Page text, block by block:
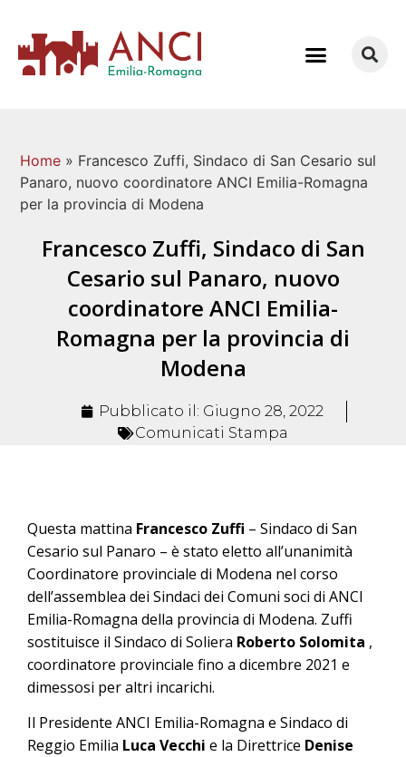
Home » Francesco Zuffi, Sindaco di San Cesario sul
Panaro, nuovo coordinatore ANCI Emilia-Romagna
per la provincia di Modena
Francesco Zuffi, Sindaco di San
Cesario sul Panaro, nuovo
coordinatore ANCI Emilia-
Romagna per la provincia di
Modena
Pubblicato il: Giugno 28, 2022
Comunicati Stampa
Questa mattina Francesco Zuffi – Sindaco di San
Cesario sul Panaro – è stato eletto all’unanimità
Coordinatore provinciale di Modena nel corso
dell’assemblea dei Sindaci dei Comuni soci di ANCI
Emilia-Romagna della provincia di Modena. Zuffi
sostituisce il Sindaco di Soliera Roberto Solomita ,
coordinatore provinciale fino a dicembre 2021 e
dimessosi per altri incarichi.
Il Presidente ANCI Emilia-Romagna e Sindaco di
Reggio Emilia Luca Vecchi e la Direttrice Denise